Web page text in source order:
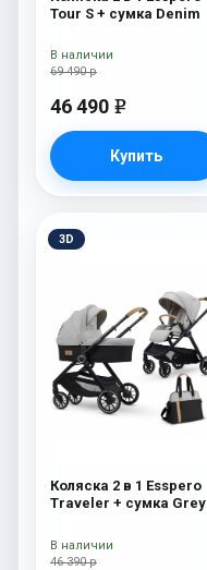
Tour S + сумка Denim
69 490 р
46 490 e
Купить
В наличии
3D
Коляска 2 в 1 Esspero
Traveler + сумка Grey
46 390 р
В наличии